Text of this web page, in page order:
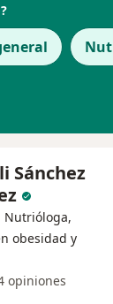
Sánchez
Nutrióloga,
obesidad y
opiniones